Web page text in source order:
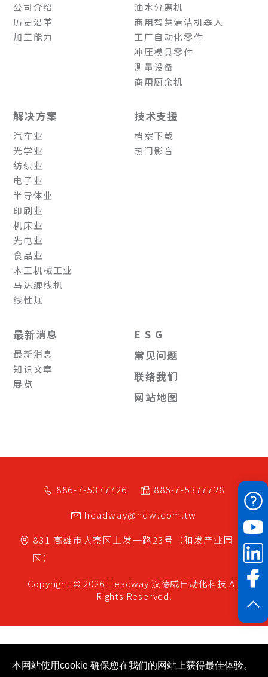
公司介绍
历史沿革
加工能力
油水分离机
商用智慧清洁机器人
工厂自动化零件
冲压模具零件
测量设备
商用厨余机
解决方案
汽车业
光学业
纺织业
电子业
半导体业
印刷业
机床业
光电业
食品业
木工机械工业
马达缠线机
线性规
技术支援
档案下载
热门影音
最新消息
最新消息
知识文章
展览
E S G
常见问题
联络我们
网站地图
886-7-5377726
886-7-5377728
headway@hdw.com.tw
831 高雄市大寮区 上发一路23号（和发产业园
区）
Copyright © 2026 Headway 汉德威自动化科技 All
Rights Reserved.
本网站使用cookie 确保您在我们的网站上获得最佳体验。